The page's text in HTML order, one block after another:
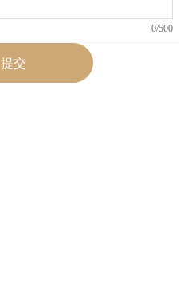
0/500
提交